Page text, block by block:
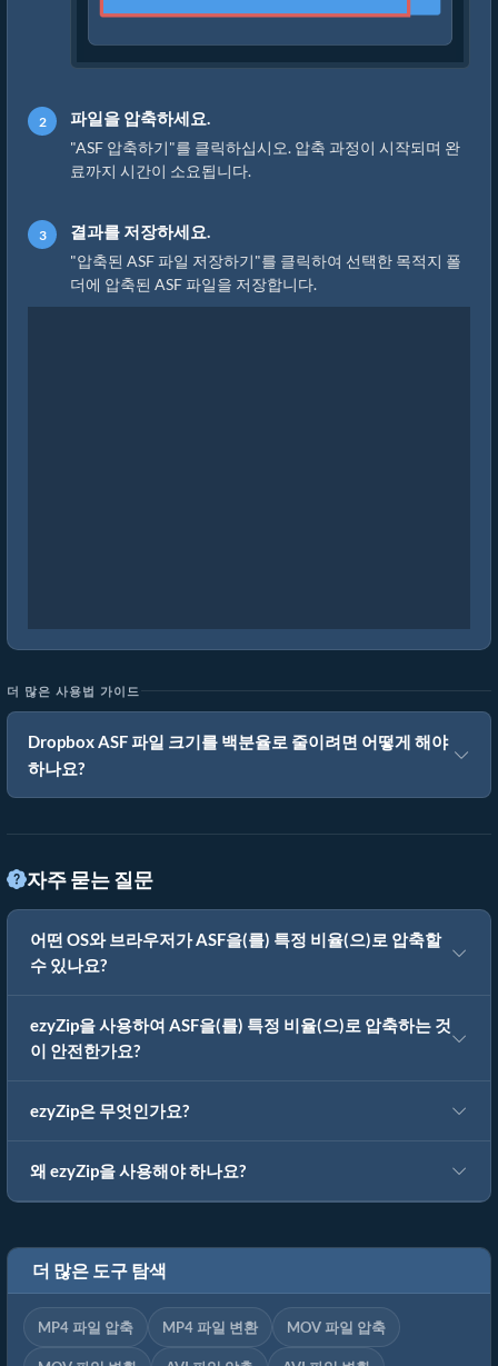
파일을 압축하세요.
"ASF 압축하기"를 클릭하십시오. 압축 과정이 시작되며 완
료까지 시간이 소요됩니다.
결과를 저장하세요.
"압축된 ASF 파일 저장하기"를 클릭하여 선택한 목적지 폴
더에 압축된 ASF 파일을 저장합니다.
더 많은 사용법 가이드
Dropbox ASF 파일 크기를 백분율로 줄이려면 어떻게 해야
하나요?
자주 묻는 질문
어떤 OS와 브라우저가 ASF을(를) 특정 비율(으)로 압축할
수 있나요?
ezyZip을 사용하여 ASF을(를) 특정 비율(으)로 압축하는 것
이 안전한가요?
ezyZip은 무엇인가요?
왜 ezyZip을 사용해야 하나요?
더 많은 도구 탐색
MP4 파일 압축 MP4 파일 변환 MOV 파일 압축